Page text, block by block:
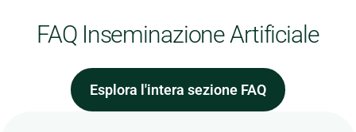
FAQ Inseminazione Artificiale
Esplora l'intera sezione FAQ